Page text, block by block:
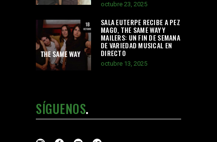
octubre 23, 2025
SALA EUTERPE RECIBE A PEZ
MAGO, THE SAME WAY Y
MAILERS: UN FIN DE SEMANA
DE VARIEDAD MUSICAL EN
DIRECTO
octubre 13, 2025
SÍGUENOS